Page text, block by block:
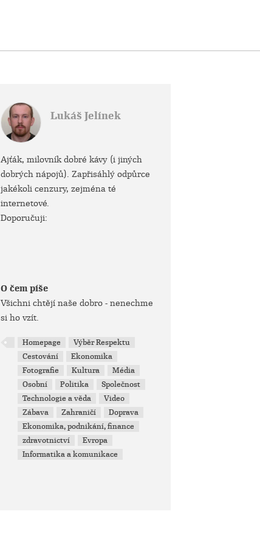
Lukáš Jelínek
Ajťák, milovník dobré kávy (i jiných
dobrých nápojů). Zapřisáhlý odpůrce
jakékoli cenzury, zejména té
internetové.
Doporučuji:
O čem píše
Všichni chtějí naše dobro - nenechme
si ho vzít.
Homepage
Výběr Respektu
Cestování
Ekonomika
Fotografie
Kultura
Média
Osobní
Politika
Společnost
Technologie a věda
Video
Zábava
Zahraničí
Doprava
Ekonomika, podnikání, finance
zdravotnictví
Evropa
Informatika a komunikace